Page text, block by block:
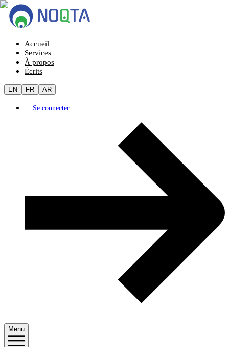
Accueil
Services
À propos
Écrits
EN FR AR
Se connecter
Menu